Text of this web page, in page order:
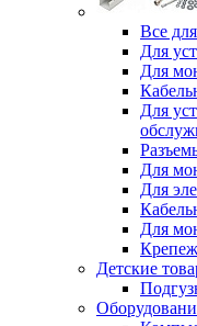
Все
Для
Для
Для
Для
Для
Для
Крепеж
Детские